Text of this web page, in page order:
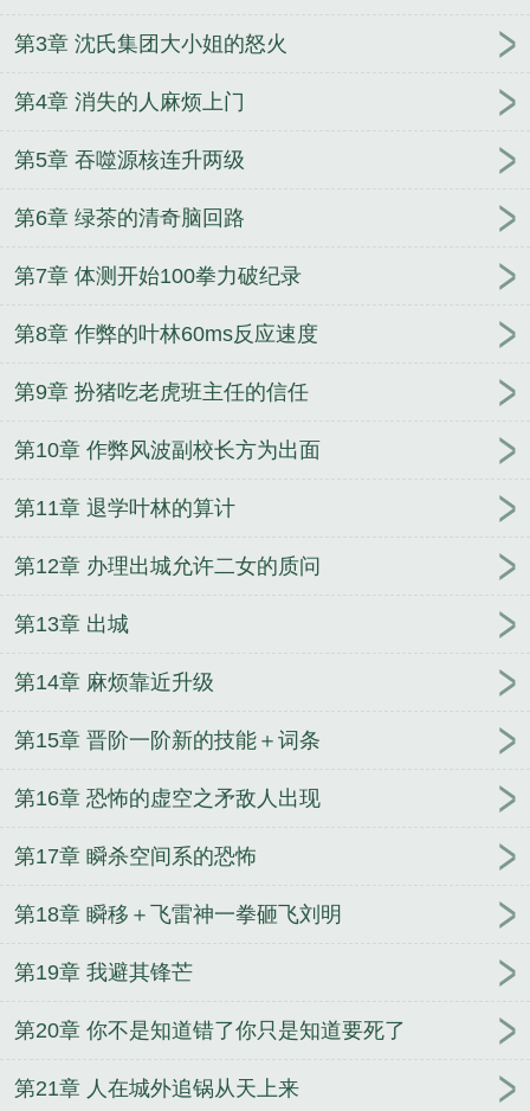
第3章 沈氏集团大小姐的怒火
第4章 消失的人麻烦上门
第5章 吞噬源核连升两级
第6章 绿茶的清奇脑回路
第7章 体测开始100拳力破纪录
第8章 作弊的叶林60ms反应速度
第9章 扮猪吃老虎班主任的信任
第10章 作弊风波副校长方为出面
第11章 退学叶林的算计
第12章 办理出城允许二女的质问
第13章 出城
第14章 麻烦靠近升级
第15章 晋阶一阶新的技能＋词条
第16章 恐怖的虚空之矛敌人出现
第17章 瞬杀空间系的恐怖
第18章 瞬移＋飞雷神一拳砸飞刘明
第19章 我避其锋芒
第20章 你不是知道错了你只是知道要死了
第21章 人在城外追锅从天上来